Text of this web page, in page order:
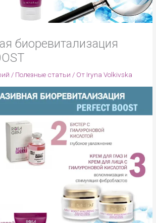
биоревитализация
/ Полезные статьи / От Iryna Volkivska